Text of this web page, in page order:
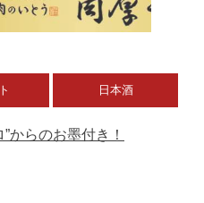
日本酒
からのお墨付き！